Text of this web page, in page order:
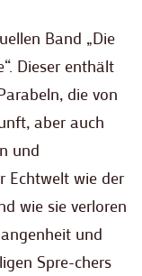
Band „Die
Dieser enthält
die von
aber auch
und
Echtwelt wie der
wie sie verloren
und
Spre-chers